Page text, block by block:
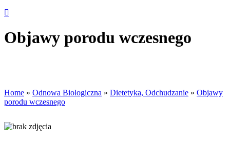
Objawy porodu wczesnego
Home » Odnowa Biologiczna » Dietetyka, Odchudzanie » Objawy
porodu wczesnego